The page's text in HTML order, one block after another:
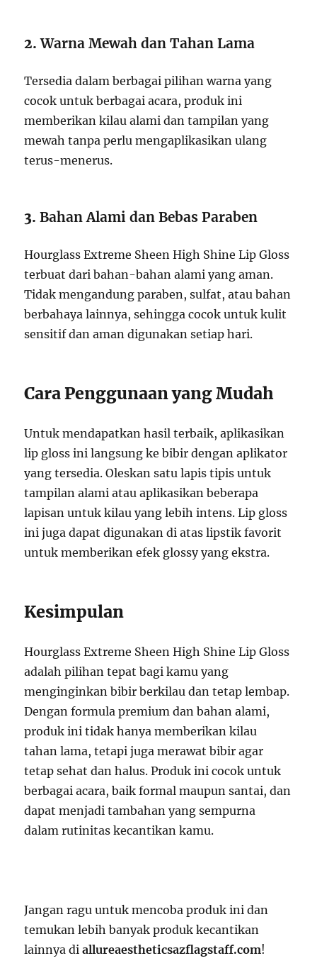
2.Warna Mewah dan Tahan Lama
Tersedia dalam berbagai pilihan warna yang
cocok untuk berbagai acara, produk ini
memberikan kilau alami dan tampilan yang
mewah tanpa perlu mengaplikasikan ulang
terus-menerus.
3.Bahan Alami dan Bebas Paraben
Hourglass Extreme Sheen High Shine Lip Gloss
terbuat dari bahan-bahan alami yang aman.
Tidak mengandung paraben, sulfat, atau bahan
berbahaya lainnya, sehingga cocok untuk kulit
sensitif dan aman digunakan setiap hari.
Cara Penggunaan yang Mudah
Untuk mendapatkan hasil terbaik, aplikasikan
lip gloss ini langsung ke bibir dengan aplikator
yang tersedia. Oleskan satu lapis tipis untuk
tampilan alami atau aplikasikan beberapa
lapisan untuk kilau yang lebih intens. Lip gloss
ini juga dapat digunakan di atas lipstik favorit
untuk memberikan efek glossy yang ekstra.
Kesimpulan
Hourglass Extreme Sheen High Shine Lip Gloss
adalah pilihan tepat bagi kamu yang
menginginkan bibir berkilau dan tetap lembap.
Dengan formula premium dan bahan alami,
produk ini tidak hanya memberikan kilau
tahan lama, tetapi juga merawat bibir agar
tetap sehat dan halus. Produk ini cocok untuk
berbagai acara, baik formal maupun santai, dan
dapat menjadi tambahan yang sempurna
dalam rutinitas kecantikan kamu.
Jangan ragu untuk mencoba produk ini dan
temukan lebih banyak produk kecantikan
lainnya diallureaestheticsazflagstaff.com!